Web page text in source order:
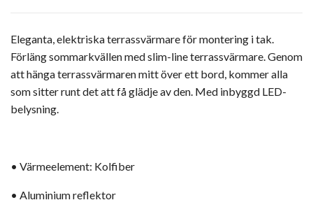
Eleganta, elektriska terrassvärmare för montering i tak.
Förläng sommarkvällen med slim-line terrassvärmare. Genom
att hänga terrassvärmaren mitt över ett bord, kommer alla
som sitter runt det att få glädje av den. Med inbyggd LED-
belysning.
• Värmeelement: Kolfiber
• Aluminium reflektor